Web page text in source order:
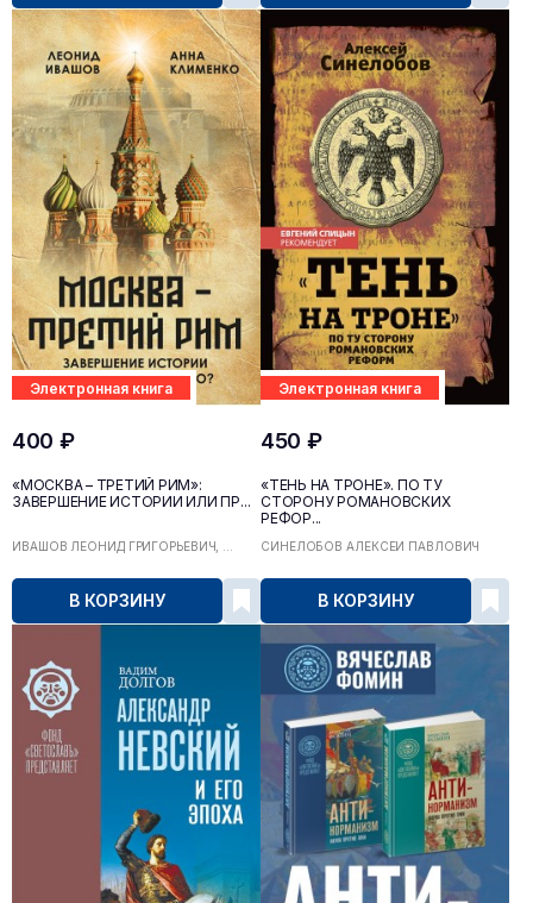
Электронная книга
400 ₽
«МОСКВА – ТРЕТИЙ РИМ»:
ЗАВЕРШЕНИЕ ИСТОРИИ ИЛИ ПР...
ИВАШОВ ЛЕОНИД ГРИГОРЬЕВИЧ, ...
В КОРЗИНУ
Электронная книга
450 ₽
«ТЕНЬ НА ТРОНЕ». ПО ТУ
СТОРОНУ РОМАНОВСКИХ
РЕФОР...
СИНЕЛОБОВ АЛЕКСЕЙ ПАВЛОВИЧ
В КОРЗИНУ